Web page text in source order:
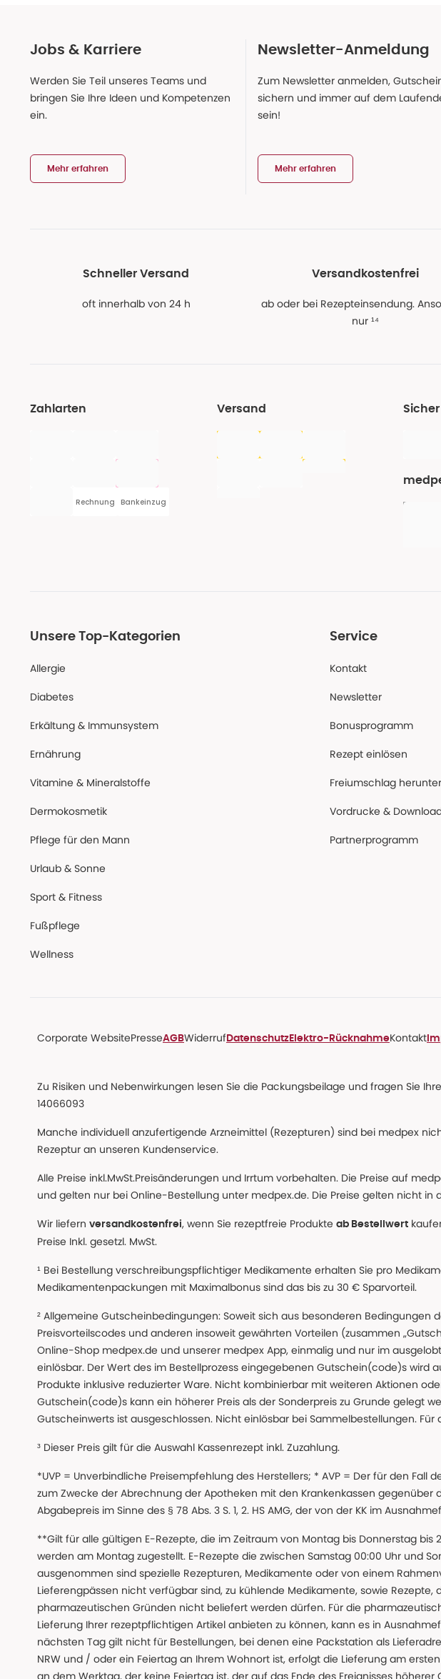
Jobs & Karriere
Werden Sie Teil unseres Teams und
bringen Sie Ihre Ideen und Kompetenzen
ein.
Mehr erfahren
Newsletter-Anmeldung
Zum Newsletter anmelden,
sichern und immer auf dem
sein!
Mehr erfahren
Schneller Versand
oft innerhalb von 24 h
Versandkostenfrei
ab oder bei Rezepteinsendung.
nur ¹⁴
Zahlarten
Rechnung Bankeinzug
Versand
Unsere Top-Kategorien
Allergie
Diabetes
Erkältung & Immunsystem
Ernährung
Vitamine & Mineralstoffe
Dermokosmetik
Pflege für den Mann
Urlaub & Sonne
Sport & Fitness
Fußpflege
Wellness
Service
Kontakt
Newsletter
Bonusprogramm
Rezept einlösen
Freiumschlag
Vordrucke &
Partnerprogramm
Corporate WebsitePresseAGBWiderruf Datenschutz Elektro-RücknahmeKontakt
Zu Risiken und Nebenwirkungen lesen Sie die Packungsbeilage und fragen Sie
14066093
Manche individuell anzufertigende Arzneimittel (Rezepturen) sind bei medpex
Rezeptur an unseren Kundenservice.
Alle Preise inkl.MwSt.Preisänderungen und Irrtum vorbehalten. Die Preise auf
und gelten nur bei Online-Bestellung unter medpex.de. Die Preise gelten nicht in
Wir liefern versandkostenfrei, wenn Sie rezeptfreie Produkte ab Bestellwert
Preise Inkl. gesetzl. MwSt.
¹ Bei Bestellung verschreibungspflichtiger Medikamente erhalten Sie pro
Medikamentenpackungen mit Maximalbonus sind das bis zu 30 € Sparvorteil.
² Allgemeine Gutscheinbedingungen: Soweit sich aus besonderen
Preisvorteilscodes und anderen insoweit gewährten Vorteilen (zusammen
Online-Shop medpex.de und unserer medpex App, einmalig und nur im
einlösbar. Der Wert des im Bestellprozess eingegebenen Gutschein(code)s
Produkte inklusive reduzierter Ware. Nicht kombinierbar mit weiteren Aktionen
Gutschein(code)s kann ein höherer Preis als der Sonderpreis zu Grunde gelegt
Gutscheinwerts ist ausgeschlossen. Nicht einlösbar bei Sammelbestellungen.
³ Dieser Preis gilt für die Auswahl Kassenrezept inkl. Zuzahlung.
*UVP = Unverbindliche Preisempfehlung des Herstellers; * AVP = Der für den
zum Zwecke der Abrechnung der Apotheken mit den Krankenkassen
Abgabepreis im Sinne des § 78 Abs. 3 S. 1, 2. HS AMG, der von der KK im
**Gilt für alle gültigen E-Rezepte, die im Zeitraum von Montag bis Donnerstag bis
werden am Montag zugestellt. E-Rezepte die zwischen Samstag 00:00 Uhr und
ausgenommen sind spezielle Rezepturen, Medikamente oder von einem
Lieferengpässen nicht verfügbar sind, zu kühlende Medikamente, sowie
pharmazeutischen Gründen nicht beliefert werden dürfen. Für die
Lieferung Ihrer rezeptpflichtigen Artikel anbieten zu können, kann es in
nächsten Tag gilt nicht für Bestellungen, bei denen eine Packstation als
NRW und / oder ein Feiertag an Ihrem Wohnort ist, erfolgt die Lieferung am